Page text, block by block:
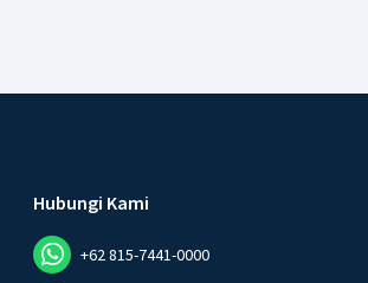
Hubungi Kami
+62 815-7441-0000